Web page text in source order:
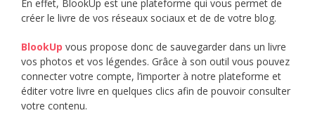
En effet, BlookUp est une plateforme qui vous permet de
créer le livre de vos réseaux sociaux et de de votre blog.
BlookUp vous propose donc de sauvegarder dans un livre
vos photos et vos légendes. Grâce à son outil vous pouvez
connecter votre compte, l’importer à notre plateforme et
éditer votre livre en quelques clics afin de pouvoir consulter
votre contenu.